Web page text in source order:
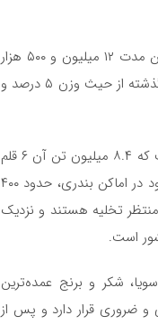
رئیس کل گمرک ایران درخصوص آمار واردات در چهار ماهه نخست سال‌جاری نیز گفت: در این مدت ۱۲ میلیون و ۵۰۰ هزار
تن کالا به ارزش ۱۴ میلیارد و ۵۰۰ میلیون دلار وارد کشور شد که نسبت به مدت مشابه سال گذشته از حیث وزن ۵ درصد و
وی افزود: نکته قابل توجه این است که ۹.۴ میلیون تن از کالاهای وارد شده کالای اساسی است که ۸.۴ میلیون تن آن ۶ قلم
کالایی است که شامل ارز ترجیحی است و با وجود بیش از ۴.۶ میلیون تن کالای اساسی موجود در اماکن بندری، حدود ۴۰۰
تخلیه هستند و نزدیک
شکر و برنج عمده‌ترین
و ضروری قرار دارد و پس از